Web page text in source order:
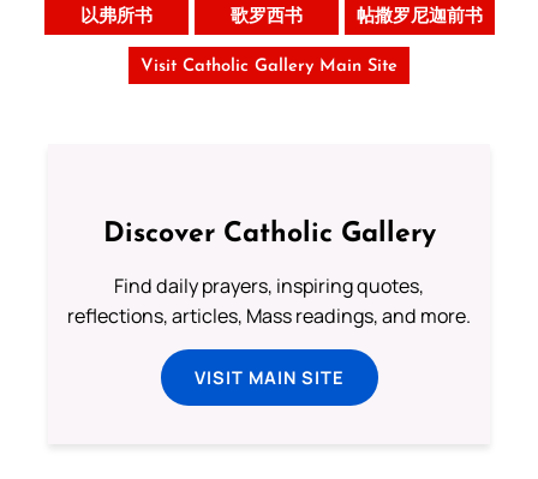
以弗所书 歌罗西书 帖撒罗尼迦前书
Visit Catholic Gallery Main Site
Discover Catholic Gallery
Find daily prayers, inspiring quotes,
reflections, articles, Mass readings, and more.
VISIT MAIN SITE